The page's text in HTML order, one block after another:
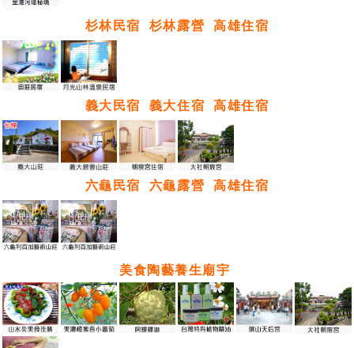
杉林民宿 杉林露營 高雄住宿
義大民宿 義大住宿 高雄住宿
六龜民宿 六龜露營 高雄住宿
美食陶藝養生廟宇